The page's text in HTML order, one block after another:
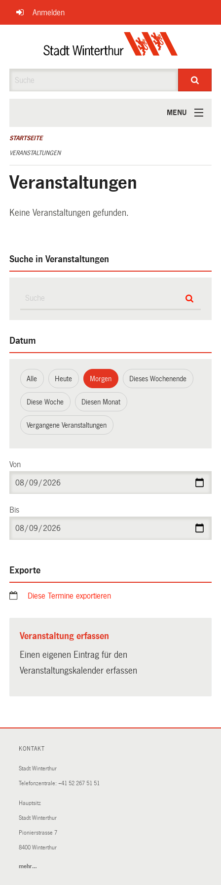
Navigation
überspringen
Anmelden
MENU
ÜBER UNS
STARTSEITE
VERANSTALTUNGEN
Veranstaltungen
Keine Veranstaltungen gefunden.
Suche in Veranstaltungen
Datum
Alle Heute Morgen Dieses Wochenende
Diese Woche Diesen Monat
Vergangene Veranstaltungen
Von
Bis
Exporte
Diese Termine exportieren
Veranstaltung erfassen
Einen eigenen Eintrag für den
Veranstaltungskalender erfassen
KONTAKT
Stadt Winterthur
Telefonzentrale: +41 52 267 51 51
Hauptsitz
Stadt Winterthur
Pionierstrasse 7
8400 Winterthur
mehr…